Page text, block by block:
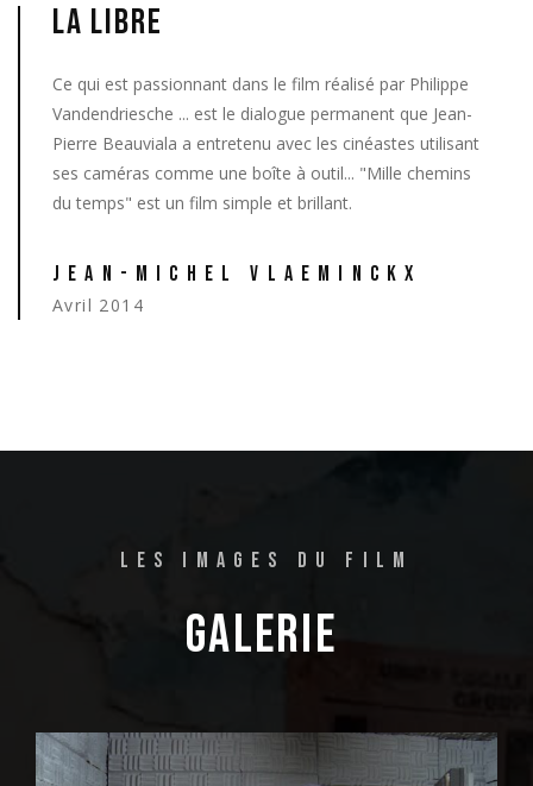
LA LIBRE
Ce qui est passionnant dans le film réalisé par Philippe
Vandendriesche ... est le dialogue permanent que Jean-
Pierre Beauviala a entretenu avec les cinéastes utilisant
ses caméras comme une boîte à outil... "Mille chemins
du temps" est un film simple et brillant.
JEAN-MICHEL VLAEMINCKX
Avril 2014
LES IMAGES DU FILM
GALERIE